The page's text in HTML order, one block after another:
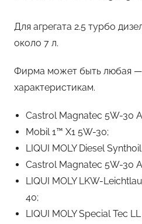
Для агрегата 2.5 турбо
около 7 л.
Фирма может быть любая —
характеристикам.
Castrol Magnatec 5W-30
Mobil 1™ X1 5W-30;
LIQUI MOLY Diesel
Castrol Magnatec 5W-30
LIQUI MOLY LKW-
40;
LIQUI MOLY Special Tec